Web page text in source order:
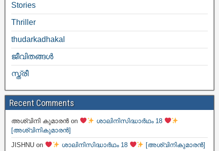
Stories
Thriller
thudarkadhakal
ജീവിതങ്ങള്‍
സ്ത്രീ
Recent Comments
അശ്വിനി കുമാരൻ on
ശാലിനിസിദ്ധാർഥം 18
[അശ്വിനികുമാരൻ]
JISHNU on ശാലിനിസിദ്ധാർഥം 18
[അശ്വിനികുമാരൻ]